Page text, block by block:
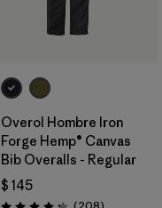
Overol Hombre Iron
Forge Hemp® Canvas
Bib Overalls - Regular
$ 145
Comentarios